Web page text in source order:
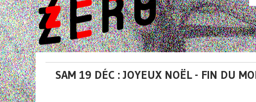
SAM 19 DÉC : JOYEUX NOËL - FIN DU